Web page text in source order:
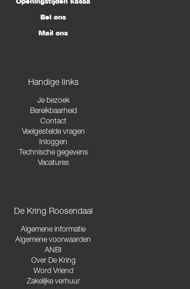
Bel ons
Mail ons
Handige links
Je bezoek
Bereikbaarheid
Contact
Veelgestelde vragen
Inloggen
Technische gegevens
Vacatures
De Kring Roosendaal
Algemene informatie
Algemene voorwaarden
ANBI
Over De Kring
Word Vriend
Zakelijke verhuur